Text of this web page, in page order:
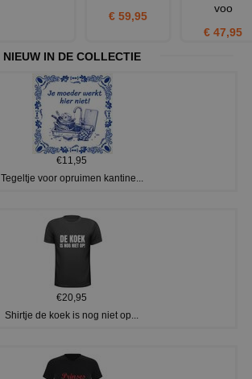
€ 59,95
voo
€ 47,95
NIEUW IN DE COLLECTIE
€11,95
Tegeltje voor opruimen kantine...
€20,95
Shirtje de koek is nog niet op...